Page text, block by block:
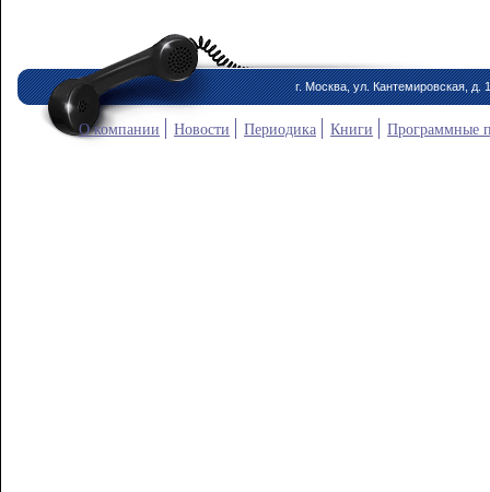
г. Москва, ул. Кантемировская, д.
О компании Новости Периодика Книги Программные